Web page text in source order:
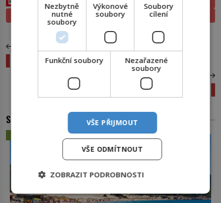
PROLISTOVAT
TIŠTĚNÉ
PŘEDCHOZÍ ČLÁNEK
Krajka: Krása lehká jako dech
Tehuánky: Hrdé mexické herdekbaby
SOUVISEJÍCÍ ČLÁNKY
ZÁHADY A TAJEMSTVÍ
Nezbytně
nutné
soubory
Výkonové
soubory
Soubory
cílení
Funkční soubory
Nezařazené
soubory
VŠE PŘIJMOUT
VŠE ODMÍTNOUT
ZOBRAZIT PODROBNOSTI